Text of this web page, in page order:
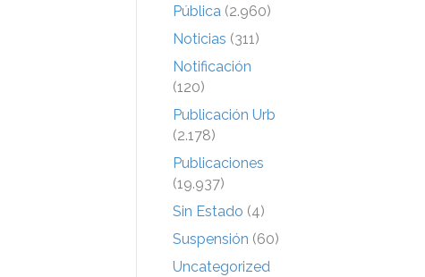
Pública (2.960)
Noticias (311)
Notificación
(120)
Publicación Urb
(2.178)
Publicaciones
(19.937)
Sin Estado (4)
Suspensión (60)
Uncategorized